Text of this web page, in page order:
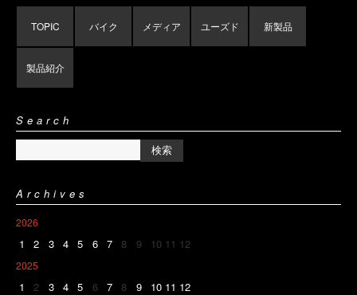
TOPIC バイク メディア ユーズド 新製品
製品紹介
Search
Archives
2026
1 2 3 4 5 6 7 8 9 10 11 12
2025
1 2 3 4 5 6 7 8 9 10 11 12